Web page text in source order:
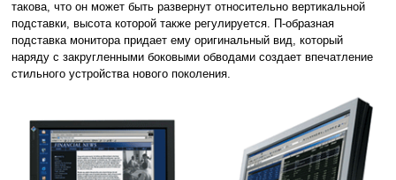
такова, что он может быть развернут относительно вертикальной
подставки, высота которой также регулируется. П-образная
подставка монитора придает ему оригинальный вид, который
наряду с закругленными боковыми обводами создает впечатление
стильного устройства нового поколения.